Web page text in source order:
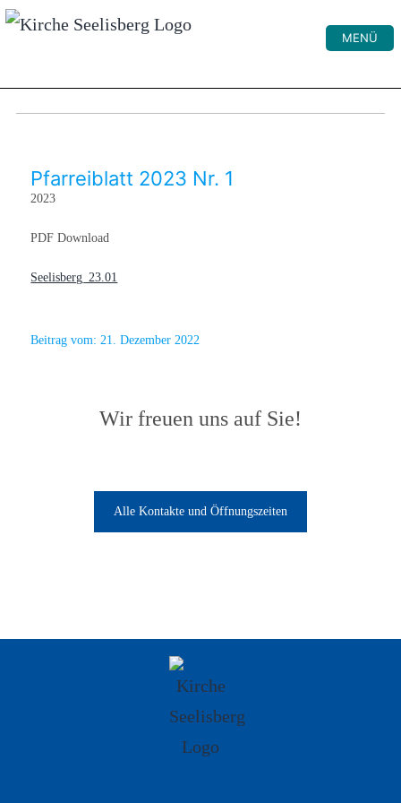
MENÜ
Pfarreiblatt 2023 Nr. 1
2023
PDF Download
Seelisberg_23.01
Beitrag vom:21. Dezember 2022
Wir freuen uns auf Sie!
Alle Kontakte und Öffnungszeiten